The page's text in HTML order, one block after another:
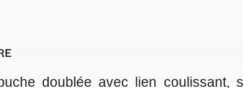
coulissant, surpiqûres aux